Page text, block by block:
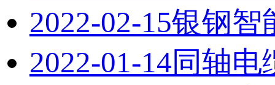
2022-02-15银钢智
2022-01-14同轴电